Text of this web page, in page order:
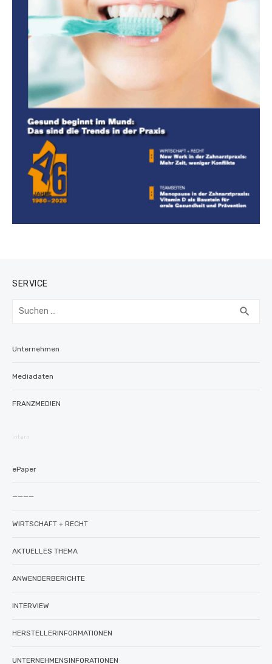
SERVICE
Suchen
search
Unternehmen
Mediadaten
FRANZMED!EN
intern
ePaper
————
WIRTSCHAFT + RECHT
AKTUELLES THEMA
ANWENDERBERICHTE
INTERVIEW
HERSTELLERINFORMATIONEN
UNTERNEHMENSINFORATIONEN